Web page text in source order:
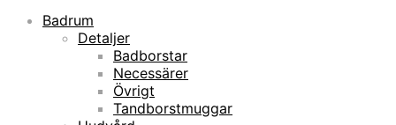
Badrum
Detaljer
Badborstar
Necessärer
Övrigt
Tandborstmuggar